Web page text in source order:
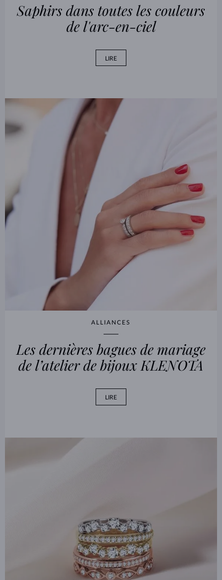
Saphirs dans toutes les couleurs
de l'arc-en-ciel
LIRE
ALLIANCES
Les dernières bagues de mariage
de l’atelier de bijoux KLENOTA
LIRE